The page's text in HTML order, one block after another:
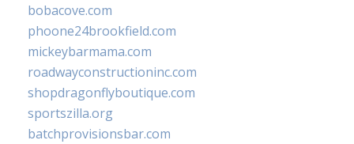
bobacove.com
phoone24brookfield.com
mickeybarmama.com
roadwayconstructioninc.com
shopdragonflyboutique.com
sportszilla.org
batchprovisionsbar.com